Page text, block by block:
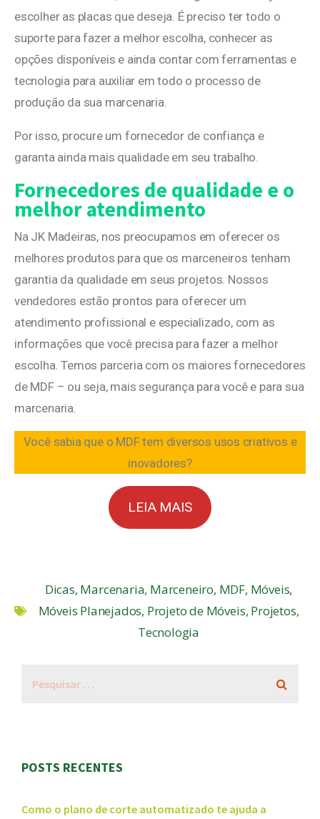
escolher as placas que deseja. É preciso ter todo o
suporte para fazer a melhor escolha, conhecer as
opções disponíveis e ainda contar com ferramentas e
tecnologia para auxiliar em todo o processo de
produção da sua marcenaria.
Por isso, procure um fornecedor de confiança e
garanta ainda mais qualidade em seu trabalho.
Fornecedores de qualidade e o
melhor atendimento
Na JK Madeiras, nos preocupamos em oferecer os
melhores produtos para que os marceneiros tenham
garantia da qualidade em seus projetos. Nossos
vendedores estão prontos para oferecer um
atendimento profissional e especializado, com as
informações que você precisa para fazer a melhor
escolha. Temos parceria com os maiores fornecedores
de MDF – ou seja, mais segurança para você e para sua
marcenaria.
Você sabia que o MDF tem diversos usos criativos e
inovadores?
LEIA MAIS
Dicas, Marcenaria, Marceneiro, MDF, Móveis,
Móveis Planejados, Projeto de Móveis, Projetos,
Tecnologia
POSTS RECENTES
Como o plano de corte automatizado te ajuda a